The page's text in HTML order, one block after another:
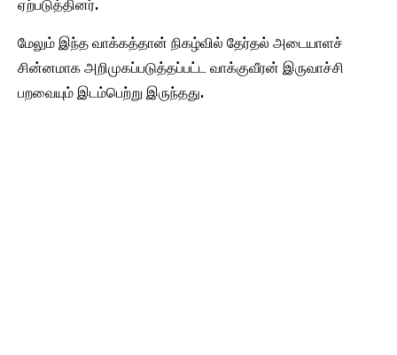
ஏற்படுத்தினர்.
மேலும் இந்த வாக்கத்தான் நிகழ்வில் தேர்தல் அடையாளச்
சின்னமாக அறிமுகப்படுத்தப்பட்ட வாக்குவீரன் இருவாச்சி
பறவையும் இடம்பெற்று இருந்தது.